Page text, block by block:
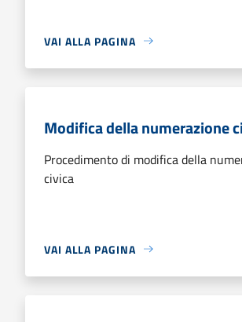
VAI ALLA PAGINA
Modifica della numerazione
Procedimento di modifica della
civica
VAI ALLA PAGINA